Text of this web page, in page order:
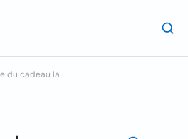
du cadeau la